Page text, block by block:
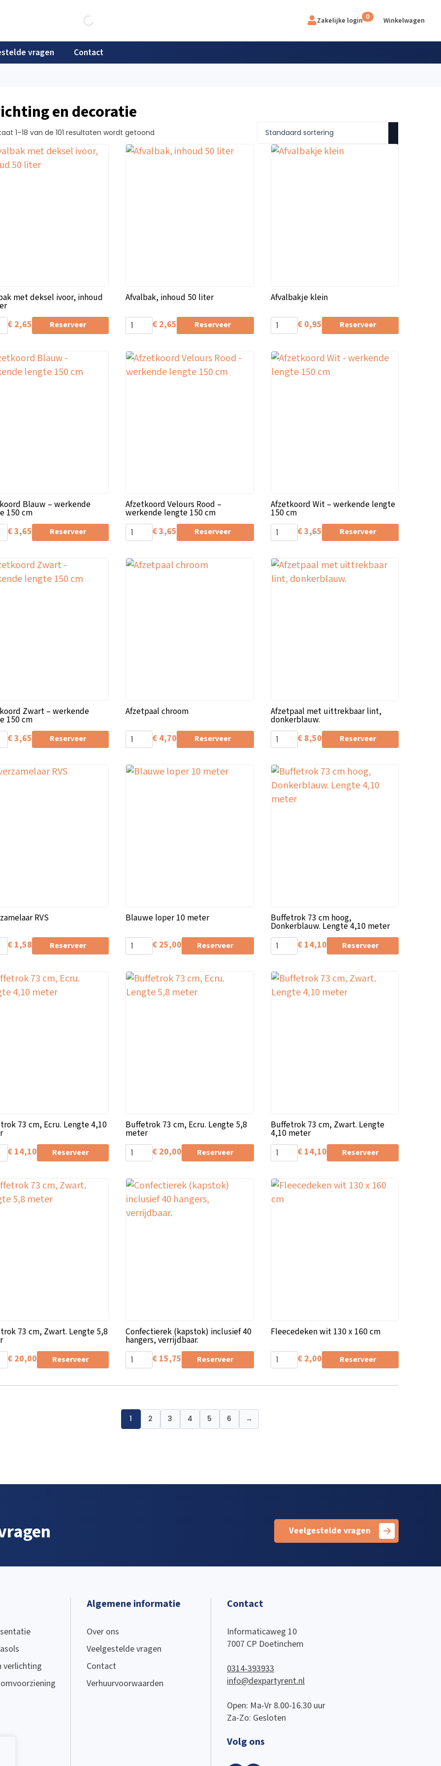
Zakelijke login 0
vragen Contact
en decoratie
1–18 van de 101 resultaten wordt getoond
met deksel ivoor, inhoud
€2,65 Reserveer
Afvalbak, inhoud 50 liter
€ 2,65 Reserveer
Afvalbakje klein
€0,95 Reserveer
Blauw – werkende
150 cm
€3,65 Reserveer
Afzetkoord Velours Rood –
werkende lengte 150 cm
€3,65 Reserveer
Afzetkoord Wit – werkende lengte
150 cm
€3,65 Reserveer
Zwart – werkende
150 cm
€3,65 Reserveer
Afzetpaal chroom
€ 4,70 Reserveer
Afzetpaal met uittrekbaar lint,
donkerblauw.
€8,50 Reserveer
RVS
€1,58 Reserveer
Blauwe loper 10 meter
€ 25,00 Reserveer
Buffetrok 73 cm hoog,
Donkerblauw. Lengte 4,10 meter
€14,10 Reserveer
73 cm, Ecru. Lengte 4,10
€14,10 Reserveer
Buffetrok 73 cm, Ecru. Lengte 5,8
meter
€ 20,00 Reserveer
Buffetrok 73 cm, Zwart. Lengte
4,10 meter
€14,10 Reserveer
73 cm, Zwart. Lengte 5,8
€20,00 Reserveer
Confectierek (kapstok) inclusief 40
hangers, verrijdbaar.
€ 15,75 Reserveer
Fleecedeken wit 130 x 160 cm
€2,00 Reserveer
1 2 3 4 5 6 →
Veelgestelde vragen
verlichting
Algemene informatie
Over ons
Veelgestelde vragen
Contact
Verhuurvoorwaarden
Contact
Informaticaweg 10
7007 CP Doetinchem
0314-393933
info@dexpartyrent.nl
Open: Ma-Vr 8.00-16.30 uur
Za-Zo: Gesloten
Volg ons